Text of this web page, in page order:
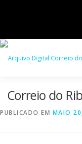
Saltar
conteúdo
INÍCIO JORNAIS
Correio do
PUBLICADO EM MAIO